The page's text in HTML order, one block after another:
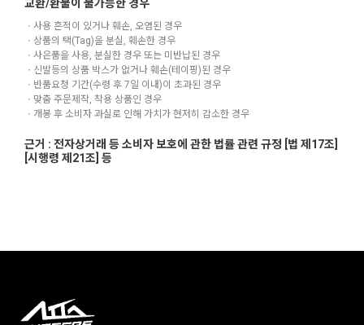
ㆍ사용 흔적이 있거나 훼손, 오염된 경우
ㆍ상품의 택(Tag)을 분실, 훼손한 경우
ㆍ사은품을 사용, 분실한 경우 또는 미반납된 경우
ㆍ신발등의 상품 박스가 없거나 훼손(테이핑)된 경우
ㆍ반품요청 기간(수령 후 7일 이내)이 초과된 경우
ㆍ맞춤 주문제작, 착용 상품인 경우
ㆍ개봉 후 소비자 과실로 인해 가치가 현저히 감소한 경우
근거 : 전자상거래 등 소비자 보호에 관한 법률 관련 규정 [법 제17조]
[시행령 제21조] 등